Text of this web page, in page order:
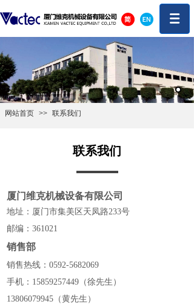
网站首页 >> 联系我们
联系我们
厦门维克机械设备有限公司
地址：厦门市集美区天凤路233号
邮编：361021
销售部
销售热线：0592-5682069
手机：15859257449（徐先生）
13806079945（黄先生）